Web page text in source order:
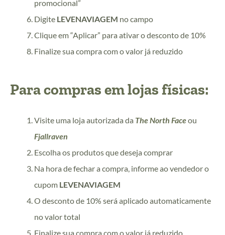
promocional”
Digite LEVENAVIAGEM no campo
Clique em “Aplicar” para ativar o desconto de 10%
Finalize sua compra com o valor já reduzido
Para compras em lojas físicas:
Visite uma loja autorizada da The North Faceou
Fjallraven
Escolha os produtos que deseja comprar
Na hora de fechar a compra, informe ao vendedor o
cupom LEVENAVIAGEM
O desconto de 10% será aplicado automaticamente
no valor total
Finalize sua compra com o valor já reduzido